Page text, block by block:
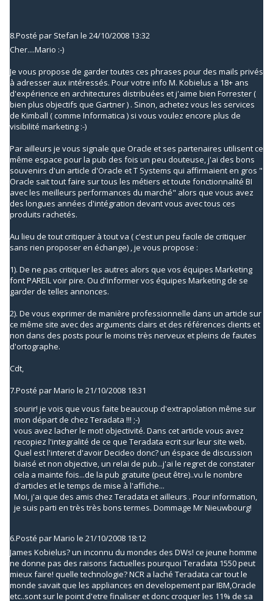
8.Posté par Stefan le 24/10/2008 13:32
Cher....Mario :-)
Je vous propose de garder toutes ces phrases pour des mails privés
à adresser aux intéressés. Pour votre info M. Kobielus a 18+ ans
d'expérience en architectures distribuées et j'aime bien Forrester (
bien plus objectifs que Gartner ) . Sinon, achetez vous les services
de Kimball ( comme Informatica ) si vous voulez encore plus de
visibilité marketing :-)
Par ailleurs je vous signale que Oracle et ses partenaires utilisent ce
même espace pour la pub des fois un peu douteuse, j'ai des bons
souvenirs d'un article d'Oracle et T Systems qui affirmaient en gros "
Oracle sait tout faire sur tous les métiers et toute fonctionnalité BI
avec les meilleurs performances du marché" alors que vous avez
des longues années d'intégration devant vous avec tous ces
produits rachetés.
Au lieu de tout critiquer à tout va ( c'est un peu facile de critiquer
sans rien proposer en échange) , je vous propose :
1). De ne pas critiquer les autres alors que vos équipes Marketing
font PAREIL voir pire. Ou d'informer vos équipes Marketing de se
garder de telles annonces.
2). De vous exprimer de manière professionnelle dans un article sur
ce même site avec des arguments clairs et des références clients et
non dans des posts pour le moins très nerveux et pleins de fautes
d'ortographe.
Cdt,
7.Posté parMario le 21/10/2008 18:31
sourir! je vois que vous faite beaucoup d'extrapolation même sur
mon départ de chez Teradata !!! ;-)
vous avez lacher le mot! objectivité. Dans cet article vous avez
recopiez l'integralité de ce que Teradata ecrit sur leur site web.
Quel est l'interet d'avoir Decideo donc? un éspace de discussion
biaisé et non objective, un relai de pub...j'ai le regret de constater
cela a mainte fois...de la pub gratuite (peut être)..vu le nombre
d'articles et le temps de mise à l'affiche...
Moi, j'ai que des amis chez Teradata et ailleurs . Pour information,
je suis parti en très très bons termes. Dommage Mr Nieuwbourg!
6.Posté parMario le 21/10/2008 18:12
James Kobielus? un inconnu du mondes des DWs! ce jeune homme
ne donne pas des raisons factuelles pourquoi Teradata 1550 peut
mieux faire! quelle technologie? NCR a laché Teradata car tout le
monde savait que les appliances en developement par IBM,Oracle
etc..sont sur le point d'etre finaliser et donc croquer les 11% de sa